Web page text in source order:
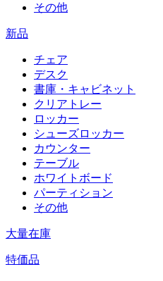
その他
新品
チェア
デスク
書庫・キャビネット
クリアトレー
ロッカー
シューズロッカー
カウンター
テーブル
ホワイトボード
パーティション
その他
大量在庫
特価品